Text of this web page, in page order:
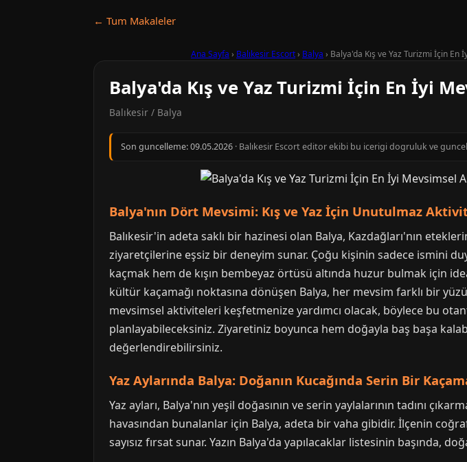
← Tum Makaleler
Ana Sayfa › Balıkesir Escort› Balya › Balya'da Kış ve Yaz Turizmi İçin
Balya'da Kış ve Yaz Turizmi İçin En İyi
Balıkesir / Balya
Son guncelleme:09.05.2026 · Balıkesir Escort editor ekibi bu icerigi dogruluk ve
Balya'nın Dört Mevsimi: Kış ve Yaz İçin Unutulmaz
Balıkesir'in adeta saklı bir hazinesi olan Balya, Kazdağları'nın
ziyaretçilerine eşsiz bir deneyim sunar. Çoğu kişinin sadece ismini
kaçmak hem de kışın bembeyaz örtüsü altında huzur bulmak için
kültür kaçamağı noktasına dönüşen Balya, her mevsim farklı bir
mevsimsel aktiviteleri keşfetmenize yardımcı olacak, böylece bu
planlayabileceksiniz. Ziyaretiniz boyunca hem doğayla baş başa
değerlendirebilirsiniz.
Yaz Aylarında Balya: Doğanın Kucağında Serin Bir
Yaz ayları, Balya'nın yeşil doğasının ve serin yaylalarının tadını
havasından bunalanlar için Balya, adeta bir vaha gibidir. İlçenin
sayısız fırsat sunar. Yazın Balya'da yapılacaklar listesinin başında,